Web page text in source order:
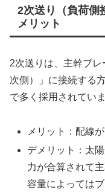
2次送り（負荷側
メリット
2次送りは、主幹ブ
次側）」に接続する
で多く採用されていま
メリット：配線
デメリット：太
力が合算されて
容量によっては